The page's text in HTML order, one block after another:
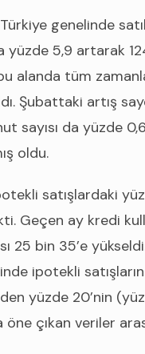
genelinde
yüzde 5,9 artarak
alanda tüm
Şubattaki artış
sayısı da yüzde
oldu.
satışlardaki
Geçen ay kredi
25 bin 35’e
ipotekli
yüzde 20’nin
öne çıkan veriler